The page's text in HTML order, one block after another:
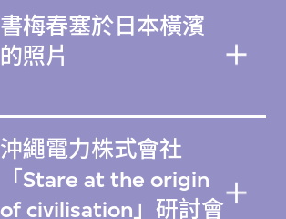
書梅春塞於日本橫濱
的照片
沖繩電力株式會社
「Stare at the origin
of civilisation」研討會